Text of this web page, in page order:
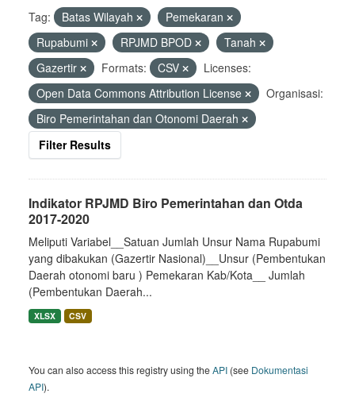
Tag: Batas Wilayah
Pemekaran
Rupabumi
RPJMD BPOD
Tanah
Gazertir
Formats: CSV
Licenses:
Open Data Commons Attribution License
Organisasi:
Biro Pemerintahan dan Otonomi Daerah
Filter Results
Indikator RPJMD Biro Pemerintahan dan Otda
2017-2020
Meliputi Variabel__Satuan Jumlah Unsur Nama Rupabumi
yang dibakukan (Gazertir Nasional)__Unsur (Pembentukan
Daerah otonomi baru ) Pemekaran Kab/Kota__ Jumlah
(Pembentukan Daerah...
XLSX CSV
You can also access this registry using theAPI (see Dokumentasi
API).